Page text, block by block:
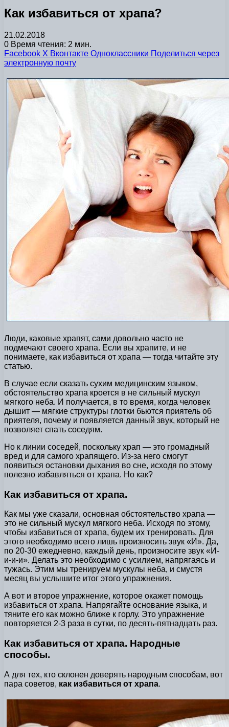
Как избавиться от храпа?
21.02.2018
0 Время чтения: 2 мин.
Facebook X Вконтакте Одноклассники Поделиться через
электронную почту
Люди, каковые храпят, сами довольно часто не
подмечают своего храпа. Если вы храпите, и не
понимаете, как избавиться от храпа — тогда читайте эту
статью.
В случае если сказать сухим медицинским языком,
обстоятельство храпа кроется в не сильный мускул
мягкого неба. И получается, в то время, когда человек
дышит — мягкие структуры глотки бьются приятель об
приятеля, почему и появляется данный звук, который не
позволяет спать соседям.
Но к линии соседей, поскольку храп — это громадный
вред и для самого храпящего. Из-за него смогут
появиться остановки дыхания во сне, исходя по этому
полезно избавляться от храпа. Но как?
Как избавиться от храпа.
Как мы уже сказали, основная обстоятельство храпа —
это не сильный мускул мягкого неба. Исходя по этому,
чтобы избавиться от храпа, будем их тренировать. Для
этого необходимо всего лишь произносить звук «И». Да,
по 20-30 ежедневно, каждый день, произносите звук «И-
и-и-и». Делать это необходимо с усилием, напрягаясь и
тужась. Этим мы тренируем мускулы неба, и смустя
месяц вы услышите итог этого упражнения.
А вот и второе упражнение, которое окажет помощь
избавиться от храпа. Напрягайте основание языка, и
тяните его как можно ближе к горлу. Это упражнение
повторяется 2-3 раза в сутки, по десять-пятнадцать раз.
Как избавиться от храпа. Народные
способы.
А для тех, кто склонен доверять народным способам, вот
пара советов, как избавиться от храпа.